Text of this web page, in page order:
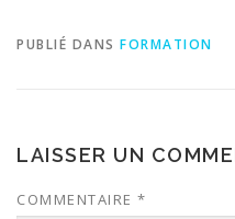
PUBLIÉ DANS FORMATION
LAISSER UN
COMMENTAIRE *